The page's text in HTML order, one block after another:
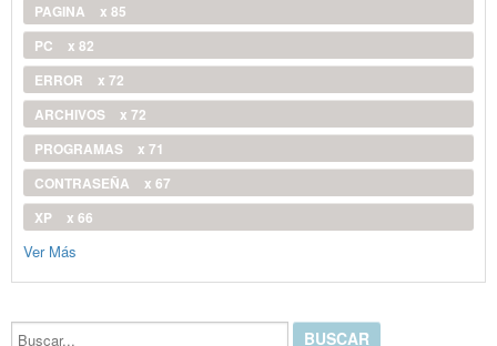
PAGINA
x 85
PC
x 82
ERROR
x 72
ARCHIVOS
x 72
PROGRAMAS
x 71
CONTRASEÑA
x 67
XP
x 66
Ver Más
Buscar...